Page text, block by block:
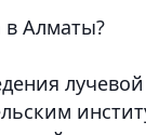
в Алматы?